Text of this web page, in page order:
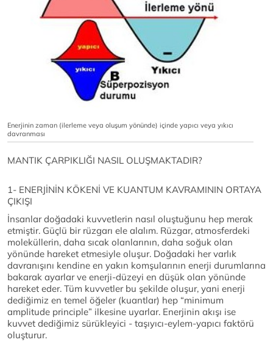
Enerjinin zaman (ilerleme veya oluşum yönünde) içinde yapıcı veya yıkıcı
davranması
MANTIK ÇARPIKLIĞI NASIL OLUŞMAKTADIR?
1- ENERJİNİN KÖKENİ VE KUANTUM KAVRAMININ ORTAYA
ÇIKIŞI
İnsanlar doğadaki kuvvetlerin nasıl oluştuğunu hep merak
etmiştir. Güçlü bir rüzgarı ele alalım. Rüzgar, atmosferdeki
moleküllerin, daha sıcak olanlarının, daha soğuk olan
yönünde hareket etmesiyle oluşur. Doğadaki her varlık
davranışını kendine en yakın komşularının enerji durumlarına
bakarak ayarlar ve enerji-düzeyi en düşük olan yönünde
hareket eder. Tüm kuvvetler bu şekilde oluşur, yani enerji
dediğimiz en temel öğeler (kuantlar) hep “minimum
amplitude principle” ilkesine uyarlar. Enerjinin akışı ise
kuvvet dediğimiz sürükleyici - taşıyıcı-eylem-yapıcı faktörü
oluşturur.